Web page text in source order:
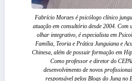
Fabrício Moraes é psicólogo clínico
atuação em consultório desde 2004. Com
olhar integrativo, é especialista em
Família, Teoria e Prática Junguiana e
Chinesa, além de possuir formação em
Como professor e diretor do
desenvolvimento de novos
responsável pelos Blogs do Jung no